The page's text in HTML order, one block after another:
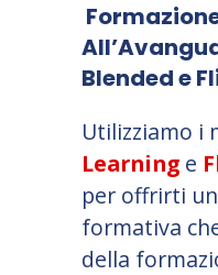
Blended e
Utilizziamo i
Learning e
per offrirti
formativa
della